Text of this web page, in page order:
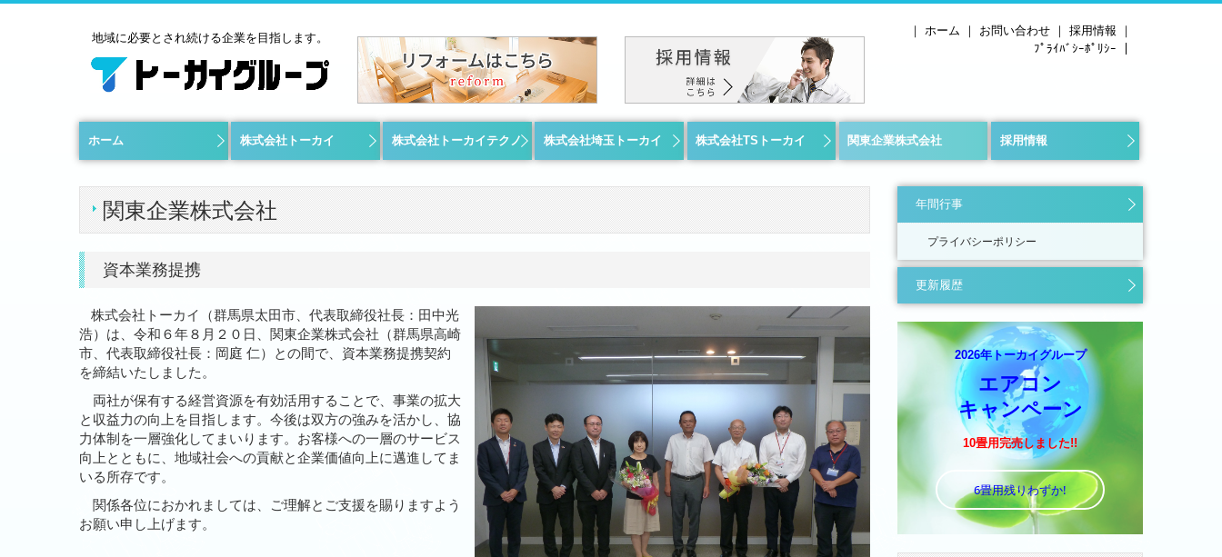
地域に必要とされ続ける企業を目指します。
｜ホーム ｜ お問い合わせ ｜採用情報
｜
ﾌﾟﾗｲﾊﾞｼｰﾎﾟﾘｼｰ
ホーム 株式会社トーカイ 株式会社トーカイテクノ 株式会社埼玉トーカイ 株式会社TSトーカイ 関東企業株式会社 採用情報
関東企業株式会社
資本業務提携
株式会社トーカイ（群馬県太田市、代表取締役社長：田中光
浩）は、令和６年８月２０日、関東企業株式会社（群馬県高崎
市、代表取締役社長：岡庭 仁）との間で、資本業務提携契約
を締結いたしました。
両社が保有する経営資源を有効活用することで、事業の拡大
と収益力の向上を目指します。今後は双方の強みを活かし、協
力体制を一層強化してまいります。お客様への一層のサービス
向上とともに、地域社会への貢献と企業価値向上に邁進してま
いる所存です。
関係各位におかれましては、ご理解とご支援を賜りますよう
お願い申し上げます。
年間行事
プライバシーポリシー
更新履歴
2026年トーカイグループ
エアコン
キャンペーン
10畳用完売しました!!
6畳用残りわずか!